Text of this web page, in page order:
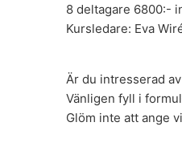
8 deltagare 6800:-
Kursledare: Eva
Är du intresserad
Vänligen fyll i
Glöm inte att ange